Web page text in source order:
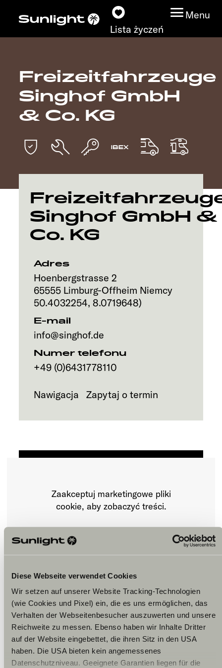
Diese Webseite verwendet Cookies
Wir setzen auf unserer Website Tracking-Technologien
(wie Cookies und Pixel) ein, die es uns ermöglichen, das
Verhalten der Webseitenbesucher auszuwerten und unsere
Reichweite zu messen. Ebenso haben wir Inhalte Dritter
auf der Website eingebettet, die ihren Sitz in den USA
haben. Die USA bieten kein angemessenes
Datenschutzniveau. Geeignete Garantien liegen für die
Lista życzeń
Menu
Modele
Wyszukiwarka
pojazdów
Wyszukiwanie
Badać
Praca
Freizeitfahrzeuge
Singhof GmbH
& Co. KG
Singhof GmbH &
Co. KG
Adres
Hoenbergstrasse 2
65555 Limburg-Offheim Niemcy
50.4032254, 8.0719648)
E-mail
info@singhof.de
Numer telefonu
+49 (0)6431778110
Nawigacja Zapytaj o termin
Godziny otwarcia
FAHRZEUGVERKAUF
Montag – Freitag:
Zaakceptuj marketingowe pliki
cookie, aby zobaczyć treści.
Ustawienia plików cookie